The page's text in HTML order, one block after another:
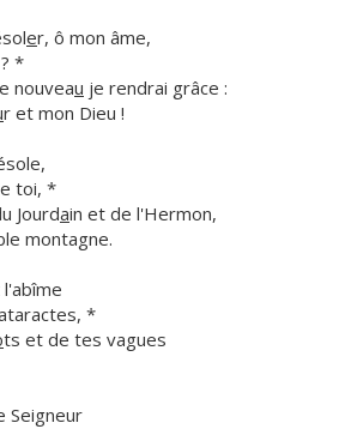
er, ô mon âme,
*
nouveau je rendrai grâce :
r et mon Dieu !
toi, *
Jourdain et de l'Hermon,
montagne.
*
ts et de tes vagues
Seigneur